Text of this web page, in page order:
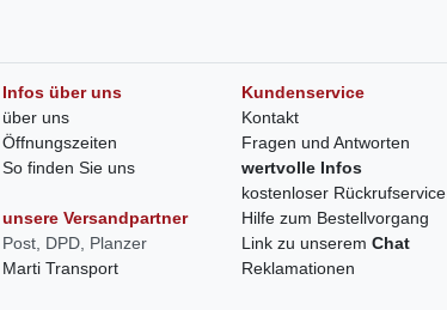
Infos über uns
über uns
Öffnungszeiten
So finden Sie uns
unsere Versandpartner
Post, DPD, Planzer
Marti Transport
Kundenservice
Kontakt
Fragen und Antworten
wertvolle Infos
kostenloser Rückrufservice
Hilfe zum Bestellvorgang
Link zu unserem Chat
Reklamationen